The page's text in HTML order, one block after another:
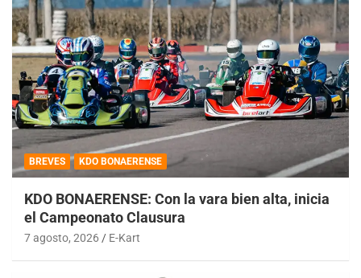
BREVES KDO BONAERENSE
KDO BONAERENSE: Con la vara bien alta, inicia
el Campeonato Clausura
7 agosto, 2026 E-Kart